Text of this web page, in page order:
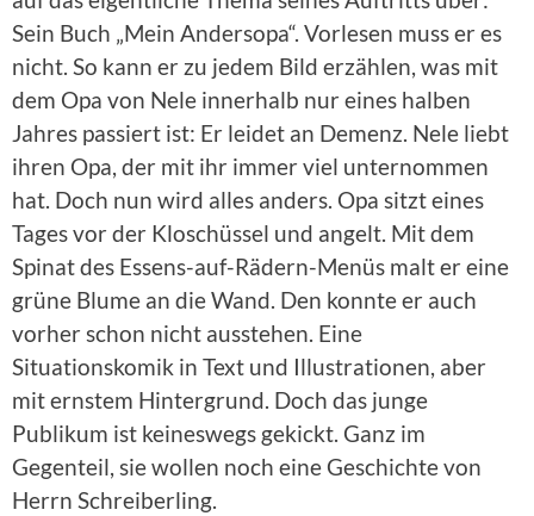
Sein Buch „Mein Andersopa“. Vorlesen muss er es
nicht. So kann er zu jedem Bild erzählen, was mit
dem Opa von Nele innerhalb nur eines halben
Jahres passiert ist: Er leidet an Demenz. Nele liebt
ihren Opa, der mit ihr immer viel unternommen
hat. Doch nun wird alles anders. Opa sitzt eines
Tages vor der Kloschüssel und angelt. Mit dem
Spinat des Essens-auf-Rädern-Menüs malt er eine
grüne Blume an die Wand. Den konnte er auch
vorher schon nicht ausstehen. Eine
Situationskomik in Text und Illustrationen, aber
mit ernstem Hintergrund. Doch das junge
Publikum ist keineswegs gekickt. Ganz im
Gegenteil, sie wollen noch eine Geschichte von
Herrn Schreiberling.